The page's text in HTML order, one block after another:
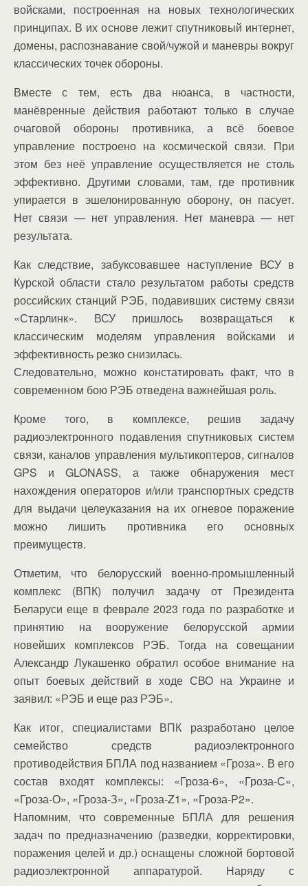
войсками, построенная на новых технологических
принципах. В их основе лежит спутниковый интернет,
домены, распознавание свой/чужой и маневры вокруг
классических точек обороны.
Вместе с тем, есть два нюанса, в частности,
манёвренные действия работают только в случае
очаговой обороны противника, а всё боевое
управление построено на космической связи. При
этом без неё управление осуществляется не столь
эффективно. Другими словами, там, где противник
упирается в эшелонированную оборону, он пасует.
Нет связи — нет управления. Нет маневра — нет
результата.
Как следствие, забуксовавшее наступление ВСУ в
Курской области стало результатом работы средств
российских станций РЭБ, подавивших систему связи
«Старлинк». ВСУ пришлось возвращаться к
классическим моделям управления войсками и
эффективность резко снизилась.
Следовательно, можно констатировать факт, что в
современном бою РЭБ отведена важнейшая роль.
Кроме того, в комплексе, решив задачу
радиоэлектронного подавления спутниковых систем
связи, каналов управления мультикоптеров, сигналов
GPS и GLONASS, а также обнаружения мест
нахождения операторов и/или транспортных средств
для выдачи целеуказания на их огневое поражение
можно лишить противника его основных
преимуществ.
Отметим, что белорусский военно-промышленный
комплекс (ВПК) получил задачу от Президента
Беларуси еще в феврале 2023 года по разработке и
принятию на вооружение белорусской армии
новейших комплексов РЭБ. Тогда на совещании
Александр Лукашенко обратил особое внимание на
опыт боевых действий в ходе СВО на Украине и
заявил: «РЭБ и еще раз РЭБ».
Как итог, специалистами ВПК разработано целое
семейство средств радиоэлектронного
противодействия БПЛА под названием «Гроза». В его
состав входят комплексы: «Гроза-6», «Гроза-С»,
«Гроза-О», «Гроза-З», «Гроза-Z1», «Гроза-Р2».
Напомним, что современные БПЛА для решения
задач по предназначению (разведки, корректировки,
поражения целей и др.) оснащены сложной бортовой
радиоэлектронной аппаратурой. Наряду с